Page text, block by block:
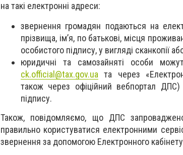
на такі електронні адреси:
звернення громадян подаються на
прізвища, ім’я, по батькові, місця
особистого підпису, у вигляді сканкопії
юридичні та самозайняті особи
ck.official@tax.gov.ua та через
також через офіційний вебпортал ДПС)
підпису.
Також, повідомляємо, що ДПС
правильно користуватися електронними
звернення за допомогою Електронного